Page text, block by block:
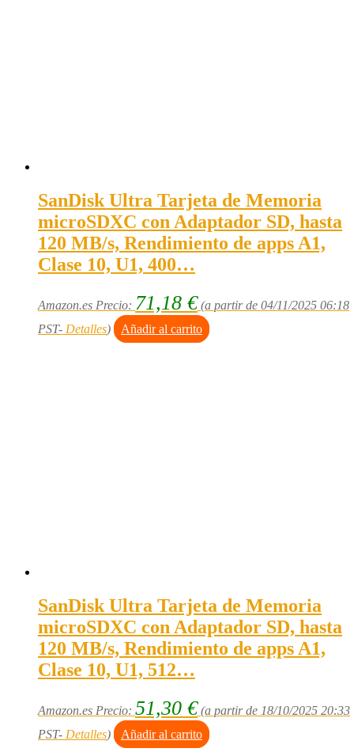
SanDisk Ultra Tarjeta de Memoria
microSDXC con Adaptador SD, hasta
120 MB/s, Rendimiento de apps A1,
Clase 10, U1, 400…
Amazon.es Precio: 71,18 € (a partir de 04/11/2025 06:18
PST- Detalles) Añadir al carrito
SanDisk Ultra Tarjeta de Memoria
microSDXC con Adaptador SD, hasta
120 MB/s, Rendimiento de apps A1,
Clase 10, U1, 512…
Amazon.es Precio: 51,30 € (a partir de 18/10/2025 20:33
PST- Detalles) Añadir al carrito